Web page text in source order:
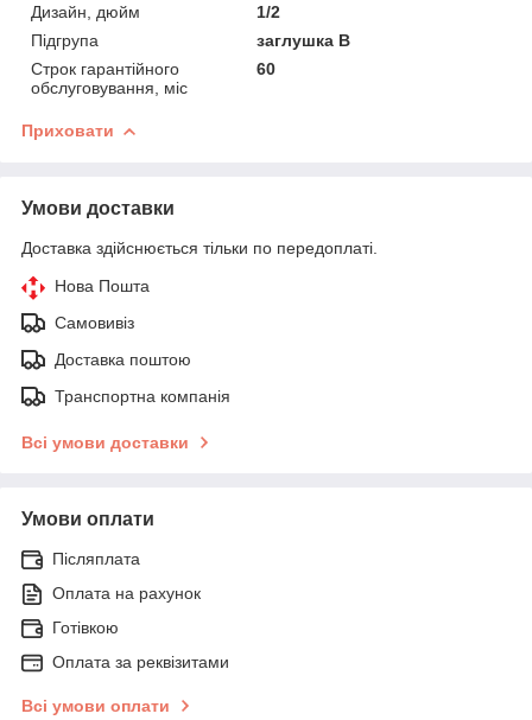
Дизайн, дюйм
1/2
Підгрупа
заглушка В
Строк гарантійного
обслуговування, міс
60
Приховати
Умови доставки
Доставка здійснюється тільки по передоплаті.
Нова Пошта
Самовивіз
Доставка поштою
Транспортна компанія
Всі умови доставки
Умови оплати
Післяплата
Оплата на рахунок
Готівкою
Оплата за реквізитами
Всі умови оплати